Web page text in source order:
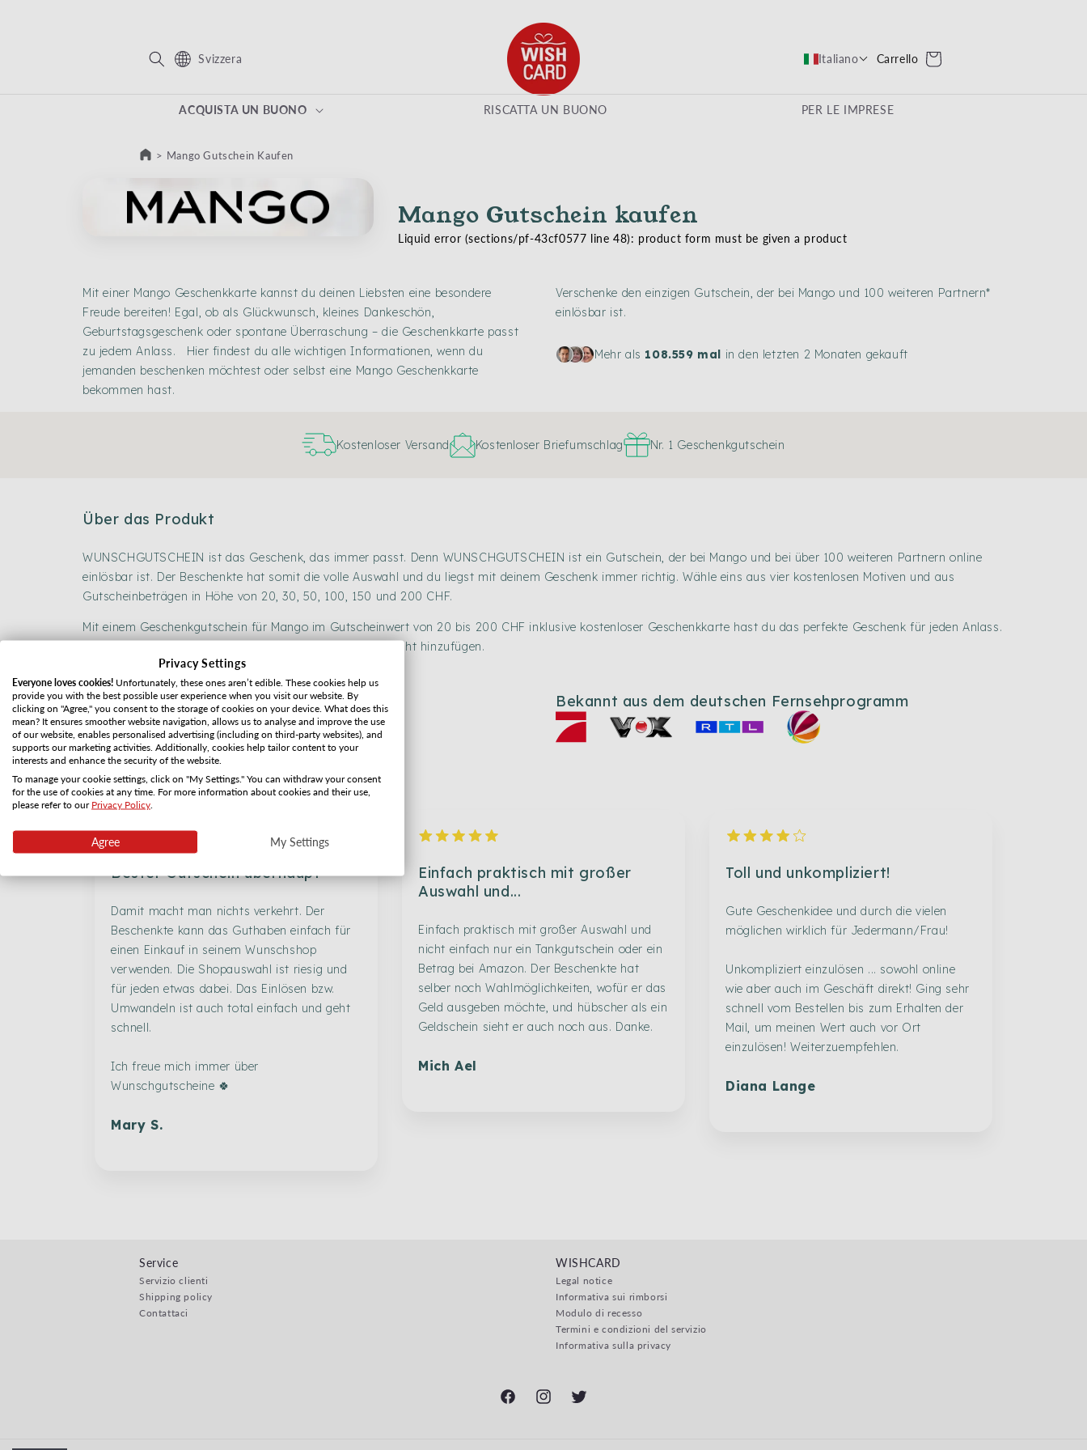
Svizzera
ACQUISTA UN BUONO RISCATTA UN BUONO PER LE IMPRESE
Italiano CarrelloCarrello
> Mango Gutschein Kaufen
Mango Gutschein kaufen
Liquid error (sections/pf-43cf0577 line 48): product form must be given a product
Mit einer Mango Geschenkkarte kannst du deinen Liebsten eine besondere
Freude bereiten! Egal, ob als Glückwunsch, kleines Dankeschön,
Geburtstagsgeschenk oder spontane Überraschung – die Geschenkkarte passt
zu jedem Anlass. Hier findest du alle wichtigen Informationen, wenn du
jemanden beschenken möchtest oder selbst eine Mango Geschenkkarte
bekommen hast.
Verschenke den einzigen Gutschein, der bei Mango und 100 weiteren Partnern*
einlösbar ist.
Mehr als 108.559 mal in den letzten 2 Monaten gekauft
Kostenloser Versand Kostenloser Briefumschlag Nr. 1 Geschenkgutschein
Über das Produkt
WUNSCHGUTSCHEIN ist das Geschenk, das immer passt. Denn WUNSCHGUTSCHEIN ist ein Gutschein, der bei Mango und bei über 100 weiteren Partnern online
einlösbar ist. Der Beschenkte hat somit die volle Auswahl und du liegst mit deinem Geschenk immer richtig. Wähle eins aus vier kostenlosen Motiven und aus
Gutscheinbeträgen in Höhe von 20, 30, 50, 100, 150 und 200 CHF.
Mit einem Geschenkgutschein für Mango im Gutscheinwert von 20 bis 200 CHF inklusive kostenloser Geschenkkarte hast du das perfekte Geschenk für jeden Anlass.
Du kannst jedem Gutschein auch eine persönliche Nachricht hinzufügen.
Spedizione
Standard Versand per Post
Versand als PDF per E-Mail zum selber Ausdrucken
Bekannt aus dem deutschen Fernsehprogramm
Bester Gutschein überhaupt
Damit macht man nichts verkehrt. Der
Beschenkte kann das Guthaben einfach für
einen Einkauf in seinem Wunschshop
verwenden. Die Shopauswahl ist riesig und
für jeden etwas dabei. Das Einlösen bzw.
Umwandeln ist auch total einfach und geht
schnell.
Ich freue mich immer über
Wunschgutscheine 🍀
Mary S.
Einfach praktisch mit großer
Auswahl und...
Einfach praktisch mit großer Auswahl und
nicht einfach nur ein Tankgutschein oder ein
Betrag bei Amazon. Der Beschenkte hat
selber noch Wahlmöglichkeiten, wofür er das
Geld ausgeben möchte, und hübscher als ein
Geldschein sieht er auch noch aus. Danke.
Mich Ael
Toll und unkompliziert!
Gute Geschenkidee und durch die vielen
möglichen wirklich für Jedermann/Frau!
Unkompliziert einzulösen ... sowohl online
wie aber auch im Geschäft direkt! Ging sehr
schnell vom Bestellen bis zum Erhalten der
Mail, um meinen Wert auch vor Ort
einzulösen! Weiterzuempfehlen.
Diana Lange
Service
Servizio clienti
Shipping policy
Contattaci
WISHCARD
Legal notice
Informativa sui rimborsi
Modulo di recesso
Termini e condizioni del servizio
Informativa sulla privacy
FacebookInstagramTwitter
Privacy Settings
Everyone loves cookies! Unfortunately, these ones aren’t edible. These cookies help us
provide you with the best possible user experience when you visit our website. By
clicking on "Agree," you consent to the storage of cookies on your device. What does this
mean? It ensures smoother website navigation, allows us to analyse and improve the use
of our website, enables personalised advertising (including on third-party websites), and
supports our marketing activities. Additionally, cookies help tailor content to your
interests and enhance the security of the website.
To manage your cookie settings, click on "My Settings." You can withdraw your consent
for the use of cookies at any time. For more information about cookies and their use,
please refer to our Privacy Policy
Agree My Settings